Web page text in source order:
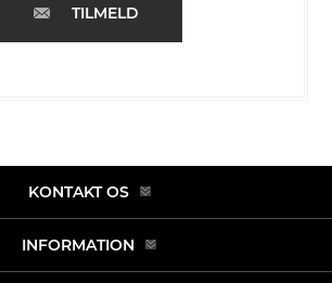
TILMELD
KONTAKT OS
INFORMATION